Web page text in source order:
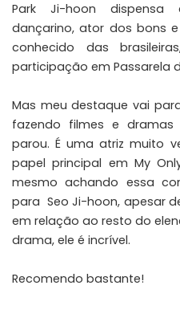
Park Ji-hoon dispensa
dançarino, ator dos bons
conhecido das
participação em Passarela
Mas meu destaque vai
fazendo filmes e dramas
parou. É uma atriz muito
papel principal em My
mesmo achando essa
para Seo Ji-hoon, apesar
em relação ao resto do
drama, ele é incrível.
Recomendo bastante!